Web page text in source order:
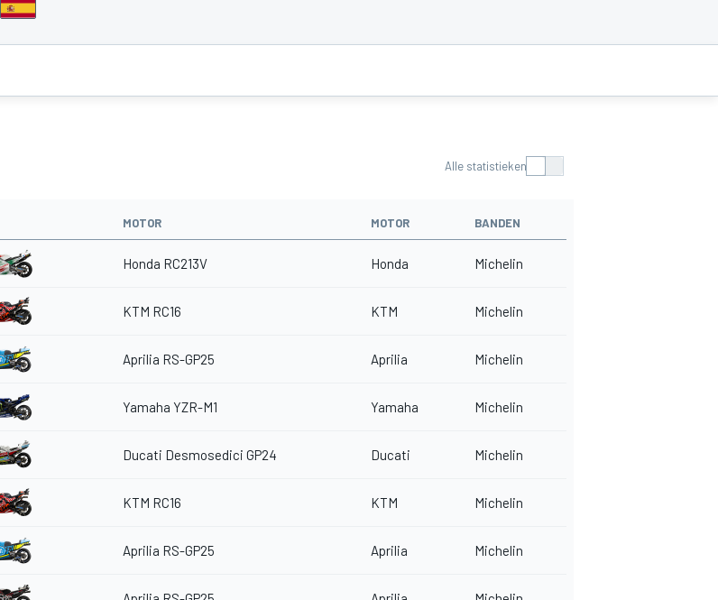
Alle statistieken
MOTOR MOTOR BANDEN
Honda RC213V Honda Michelin
KTM RC16 KTM Michelin
Aprilia RS-GP25 Aprilia Michelin
Yamaha YZR-M1 Yamaha Michelin
Ducati Desmosedici GP24 Ducati Michelin
KTM RC16 KTM Michelin
Aprilia RS-GP25 Aprilia Michelin